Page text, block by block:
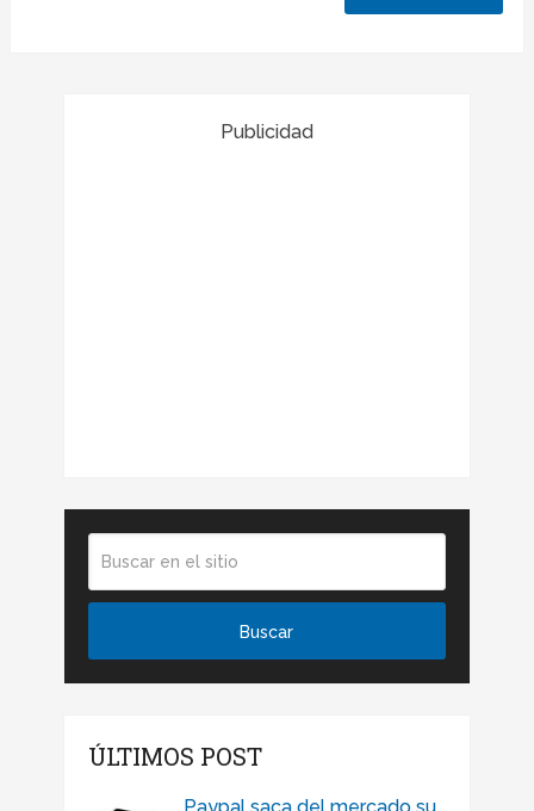
Publicidad
ÚLTIMOS POST